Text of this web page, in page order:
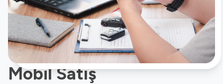
Mobil Satış